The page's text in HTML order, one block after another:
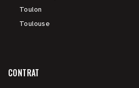
Toulon
Toulouse
CONTRAT